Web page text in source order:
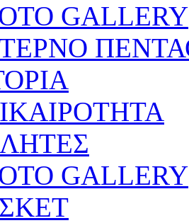
GALLERY
GALLERY